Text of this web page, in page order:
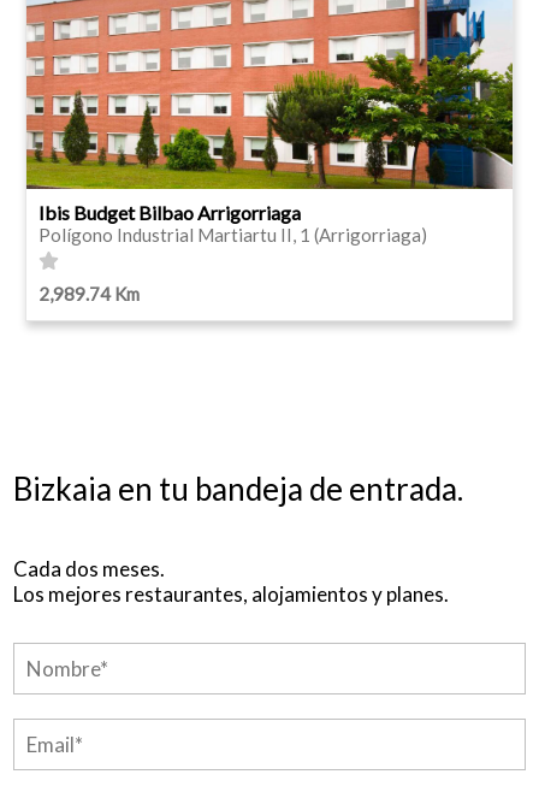
Ibis Budget Bilbao Arrigorriaga
Polígono Industrial Martiartu II, 1 (Arrigorriaga)
2,989.74 Km
Bizkaia en tu bandeja de entrada.
Cada dos meses.
Los mejores restaurantes, alojamientos y planes.